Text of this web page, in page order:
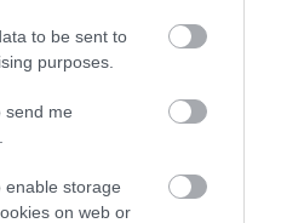
to be sent to
purposes.
send me
enable storage
on web or
αντοχή στις καιρικές
εσωτερική ενίσχυση για να
ύψος στην
σταθερότητα. Για ύψος
πρέπει να γίνει με